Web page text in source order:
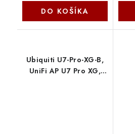
DO KOŠÍKA
Ubiquiti U7-Pro-XG-B,
UniFi AP U7 Pro XG,